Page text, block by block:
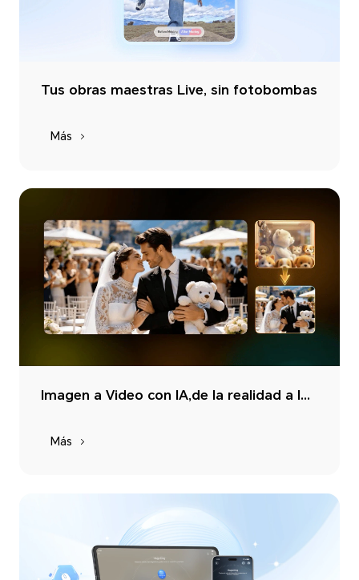
Tus obras maestras Live, sin fotobombas
Más
Imagen a Video con IA,de la realidad a la emoción,da vida a tus ideas
Más